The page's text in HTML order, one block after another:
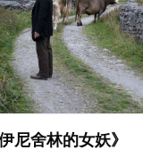
尼舍林的女妖》